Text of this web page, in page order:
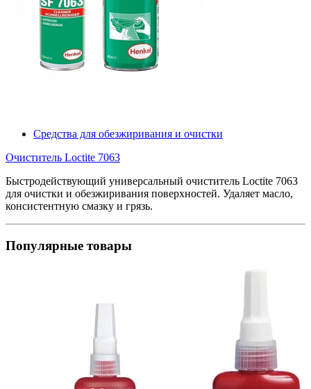
Средства для обезжиривания и очистки
Очиститель Loctite 7063
Быстродействующий универсальный очиститель Loctite 7063
для очистки и обезжиривания поверхностей. Удаляет масло,
консистентную смазку и грязь.
Популярные товары